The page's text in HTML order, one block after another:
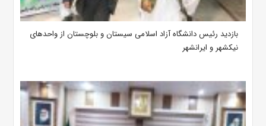
بازدید رئیس دانشگاه آزاد اسلامی سیستان و بلوچستان از واحدهای
نیکشهر و ایرانشهر